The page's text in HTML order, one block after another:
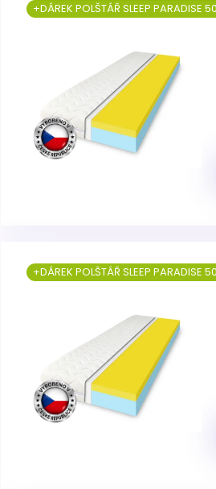
+DÁREK POLŠTÁŘ SLEEP PARADISE
+DÁREK POLŠTÁŘ SLEEP PARADISE